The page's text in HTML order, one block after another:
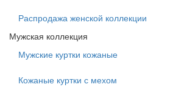
Распродажа женской коллекции
Мужская коллекция
Мужские куртки кожаные
Кожаные куртки с мехом